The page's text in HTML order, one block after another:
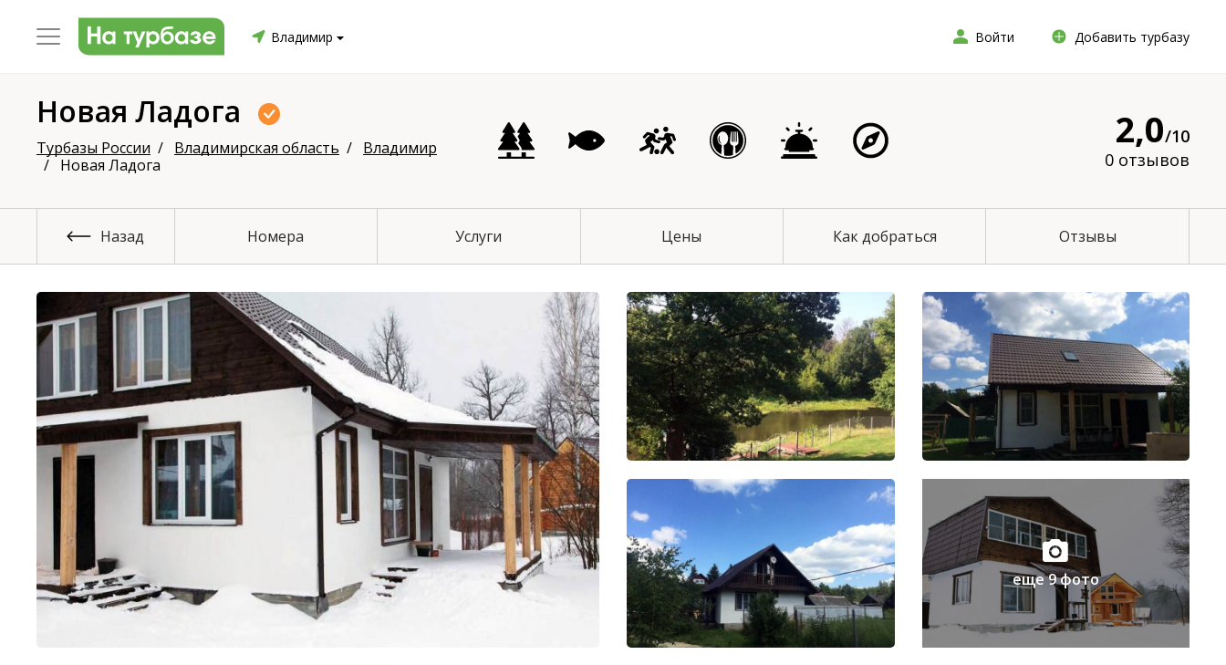
Владимир Войти Добавить турбазу
Новая Ладога
Турбазы России Владимирская область
Владимир
Новая Ладога
2,0/10
0 отзывов
Назад Номера Услуги Цены Как добраться Отзывы
еще 9 фото
Топчихинский район
район Красноборский район
Онежский район
Приморский район
Северодвинск Устьянский район